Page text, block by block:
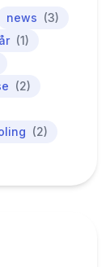
news (3)
(1)
(2)
(2)